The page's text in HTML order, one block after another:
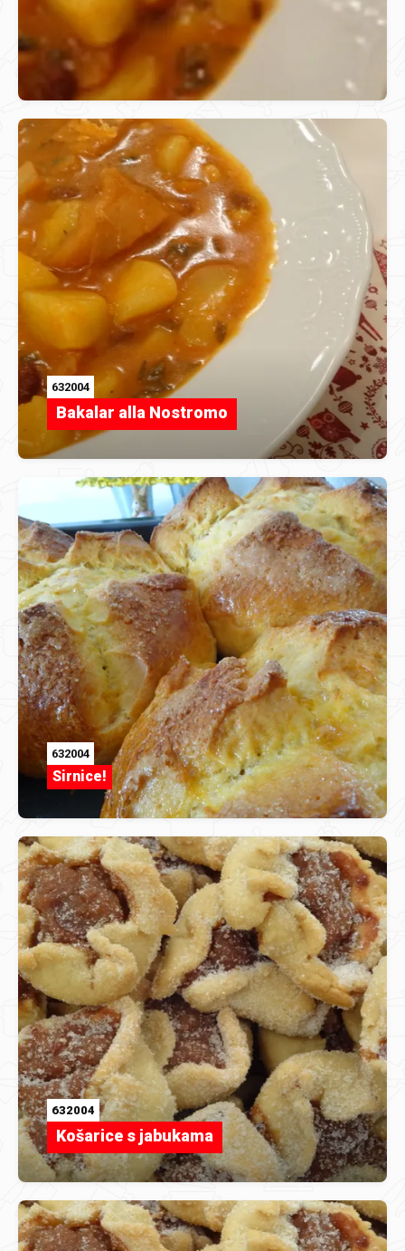
632004
Bakalar alla Nostromo
632004
Sirnice!
632004
Košarice s jabukama